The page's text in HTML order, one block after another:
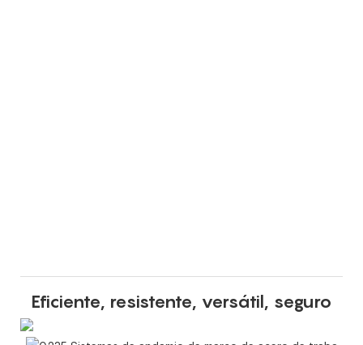
Eficiente, resistente, versátil, seguro